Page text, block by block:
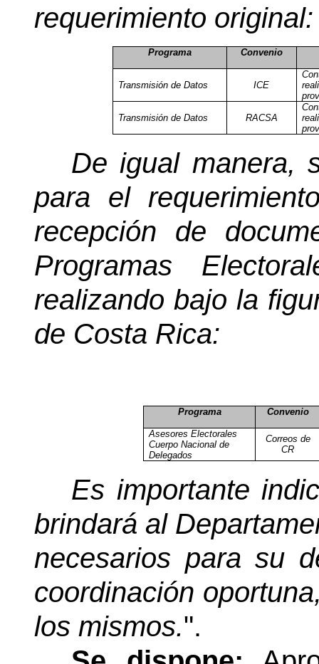
requerimiento original:
Programa Convenio
Transmisión de Datos ICE
Transmisión de Datos RACSA
De igual manera,
para el
recepción de
Programas
realizando bajo la
de Costa Rica:
Programa Convenio
Asesores Electorales
Cuerpo Nacional de
Delegados
Correos de
CR
Es importante
brindará al
necesarios para su
coordinación
los mismos.".